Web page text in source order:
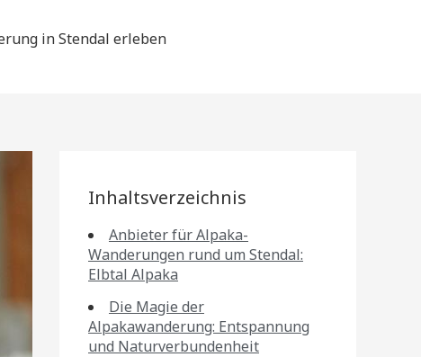
in Stendal erleben
Inhaltsverzeichnis
Anbieter für Alpaka-
Wanderungen rund um Stendal:
Elbtal Alpaka
Die Magie der
Alpakawanderung: Entspannung
und Naturverbundenheit